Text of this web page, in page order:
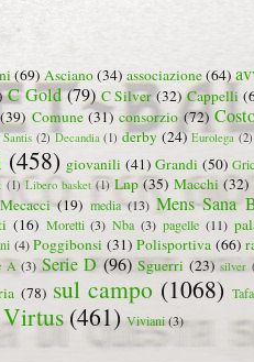
(69) Asciano(34) associazione(64)
C Gold (79) C Silver (32) Cappelli
(39) Comune (31) consorzio (72)
(2) Decandia (1) derby (24) Eurolega (2)
(458) giovanili (41) Grandi (50)
(1) Libero basket (1) Lnp (35) Macchi (32)
Mecacci (19) media (13) Mens Sana
(16) Moretti (3) Nba (3) pagelle (11)
(4) Poggibonsi (31) Polisportiva (66)
A (3) Serie D (96) Sguerri (23) silver
(78) sul campo (1068)
Virtus (461) Viviani(3)